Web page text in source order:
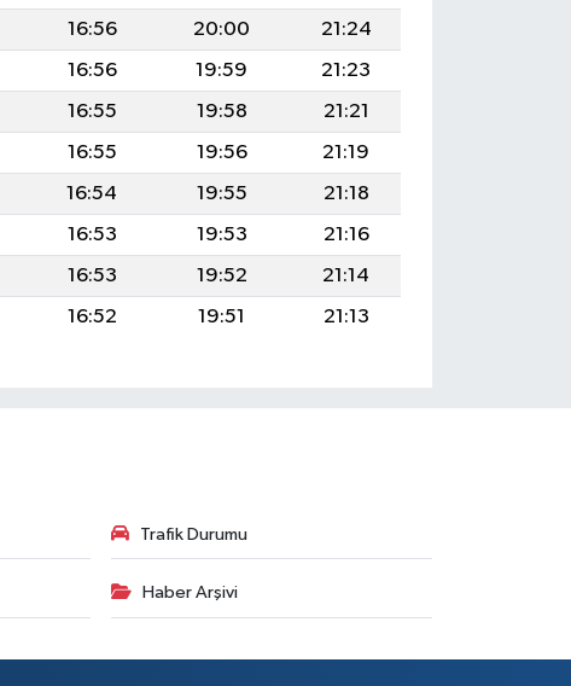
16:56 20:00
21:24
16:56 19:59
21:23
16:55 19:58
21:21
16:55 19:56
21:19
16:54 19:55
21:18
16:53 19:53
21:16
16:53 19:52
21:14
16:52 19:51 21:13
Trafik Durumu
Haber Arşivi